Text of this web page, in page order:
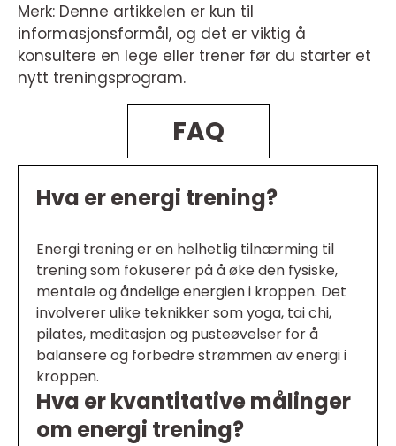
Merk: Denne artikkelen er kun til
informasjonsformål, og det er viktig å
konsultere en lege eller trener før du starter et
nytt treningsprogram.
FAQ
Hva er energi trening?
Energi trening er en helhetlig tilnærming til
trening som fokuserer på å øke den fysiske,
mentale og åndelige energien i kroppen. Det
involverer ulike teknikker som yoga, tai chi,
pilates, meditasjon og pusteøvelser for å
balansere og forbedre strømmen av energi i
kroppen.
Hva er kvantitative målinger
om energi trening?